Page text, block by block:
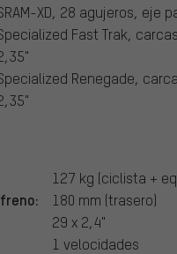
XD, 28 agujeros, eje
Fast Trak,
Renegade,
127 kg (ciclista +
180 mm (trasero)
29 x 2,4"
1 velocidades